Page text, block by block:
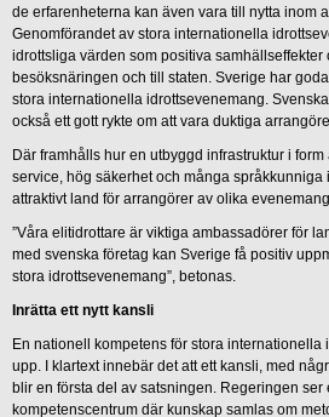
de erfarenheterna kan även vara till nytta inom
Genomförandet av stora internationella
idrottsliga värden som positiva
besöksnäringen och till staten. Sverige har
stora internationella idrottsevenemang.
också ett gott rykte om att vara duktiga
Där framhålls hur en utbyggd infrastruktur i
service, hög säkerhet och många
attraktivt land för arrangörer av olika evenemang.
”Våra elitidrottare är viktiga ambassadörer för
med svenska företag kan Sverige få positiv
stora idrottsevenemang”, betonas.
Inrätta ett nytt kansli
En nationell kompetens för stora internationella
upp. I klartext innebär det att ett kansli, med
blir en första del av satsningen. Regeringen ser
kompetenscentrum där kunskap samlas om